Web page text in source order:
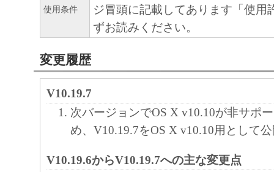
使用条件
ジ冒頭に記載してあります「使用
ずお読みください。
変更履歴
V10.19.7
次バージョンでOS X v10.10が非サポ
め、V10.19.7をOS X v10.10用として
V10.19.6からV10.19.7への主な変更点